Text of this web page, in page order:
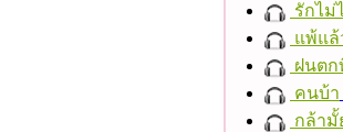
รักไม่
แพ้แล้
ฝนตก
คนบ้า
กล้ามั้